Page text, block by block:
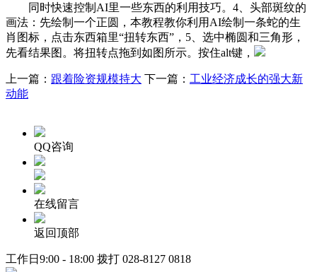
同时快速控制AI里一些东西的利用技巧。4、头部斑纹的
画法：先绘制一个正圆，本教程教你利用AI绘制一条蛇的生
肖图标，点击东西箱里“扭转东西”，5、选中椭圆和三角形，
先看结果图。将扭转点拖到如图所示。按住alt键，
上一篇： 跟着险资规模持大 下一篇： 工业经济成长的强大新
动能
QQ咨询
在线留言
返回顶部
工作日9:00 - 18:00 拨打 028-8127 0818